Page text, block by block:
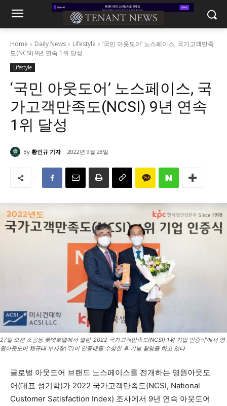
Home Daily News Lifestyle
‘국민 아웃도어’ 노스페이스, 국가고객만족
도(NCSI) 9년 연속 1위 달성
Lifestyle
‘국민 아웃도어’ 노스페이스, 국
가고객만족도(NCSI) 9년 연속
1위 달성
By 황인규 기자 2022년 9월 28일
27일 오전 소공동 롯데호텔에서 열린 ‘2022 국가고객만족도(NCSI) 1위 기업 인증식’에서 영
원아웃도어 채규태 부사장(우)이 인증패를 수상한 후 기념 촬영을 하고 있다.
글로벌 아웃도어 브랜드 노스페이스를 전개하는 영원아웃도
어(대표 성기학)가 2022 국가고객만족도(NCSI, National
Customer Satisfaction Index) 조사에서 9년 연속 아웃도어